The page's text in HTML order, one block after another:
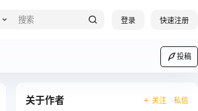
登录 快速注册
投稿
关于作者 关注 私信